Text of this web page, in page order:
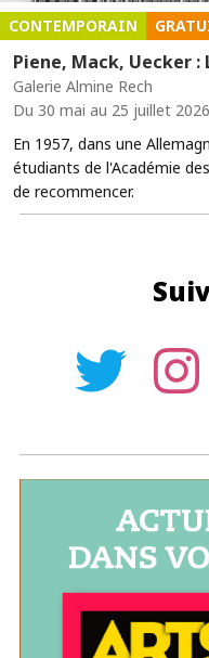
CONTEMPORAIN
Piene, Mack, Uecker
Galerie Almine Rech
Du 30 mai au 25 juillet 2026
En 1957, dans une
étudiants de l'Académie
de recommencer.